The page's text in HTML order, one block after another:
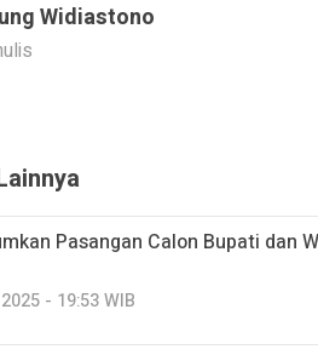
Widiastono
Pasangan Calon Bupati dan
- 19:53 WIB